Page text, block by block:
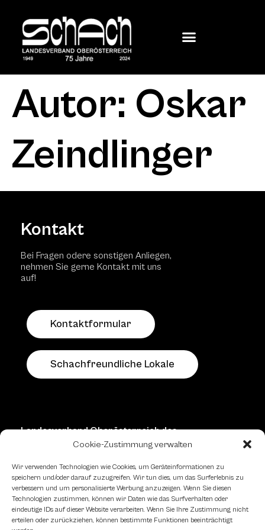
Cookie-Zustimmung verwalten
Wir verwenden Technologien wie Cookies, um Geräteinformationen zu
speichern und/oder darauf zuzugreifen. Wir tun dies, um das Surferlebnis zu
verbessern und um personalisierte Werbung anzuzeigen. Wenn Sie diesen
Technologien zustimmen, können wir Daten wie das Surfverhalten oder
eindeutige IDs auf dieser Website verarbeiten. Wenn Sie Ihre Zustimmung nicht
erteilen oder zurückziehen, können bestimmte Funktionen beeinträchtigt
Autor: Oskar
Zeindlinger
Kontakt
Bei Fragen odere sonstigen Anliegen,
nehmen Sie gerne Kontakt mit uns
auf!
Kontaktformular
Schachfreundliche Lokale
Landesverband Oberösterreich des
Österreichischen Schachbundes
Kornstraße 7A
4060 Leonding
Mail: kontakt@schach.at